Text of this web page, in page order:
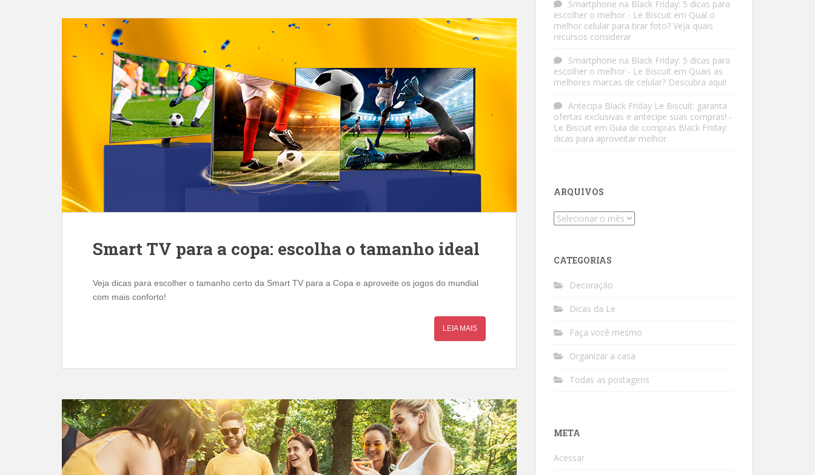
Smart TV para a copa: escolha o tamanho ideal
Veja dicas para escolher o tamanho certo da Smart TV para a Copa e aproveite os jogos do mundial
com mais conforto!
LEIA MAIS
Smartphone na Black Friday: 5 dicas para
escolher o melhor - Le Biscuit em Qual o
melhor celular para tirar foto? Veja quais
recursos considerar
Smartphone na Black Friday: 5 dicas para
escolher o melhor - Le Biscuit em Quais as
melhores marcas de celular? Descubra aqui!
Antecipa Black Friday Le Biscuit: garanta
ofertas exclusivas e antecipe suas compras! -
Le Biscuit em Guia de compras Black Friday:
dicas para aproveitar melhor
ARQUIVOS
Arquivos
CATEGORIAS
Decoração
Dicas da Le
Faça você mesmo
Organizar a casa
Todas as postagens
META
Acessar